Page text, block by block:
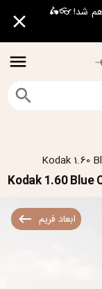
شد! 👓🛵
ابعاد فریم